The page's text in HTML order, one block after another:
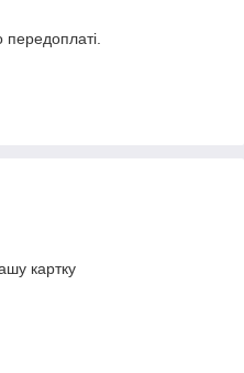
передоплаті.
картку